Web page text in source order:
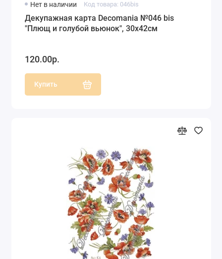
Нет в наличии Код товара: 046bis
Декупажная карта Decomania №046 bis
"Плющ и голубой вьюнок", 30х42см
120.00р.
Купить